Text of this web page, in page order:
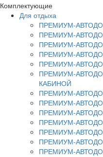
Комплектующие
Для отдыха
ПРЕМИУМ-
ПРЕМИУМ-
ПРЕМИУМ-
ПРЕМИУМ-
ПРЕМИУМ-
ПРЕМИУМ-
КАБИНОЙ
ПРЕМИУМ-
ПРЕМИУМ-
ПРЕМИУМ-
ПРЕМИУМ-
ПРЕМИУМ-
ПРЕМИУМ-
ПРЕМИУМ-